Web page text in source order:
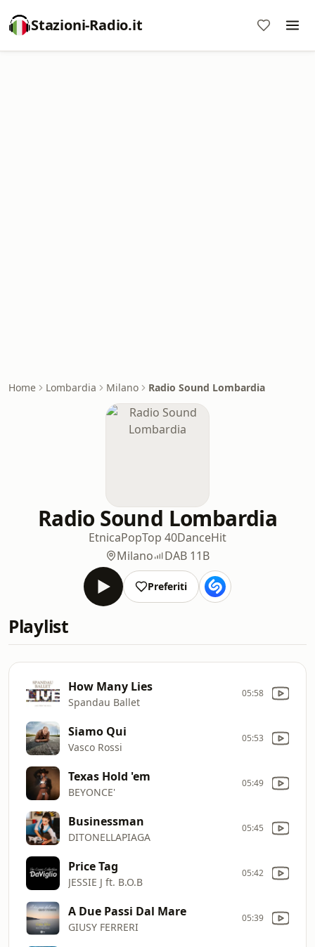
Stazioni-Radio.it
Home Lombardia Milano Radio Sound Lombardia
Radio Sound Lombardia
EtnicaPopTop 40DanceHit
Milano
DAB 11B
Preferiti
Playlist
How Many Lies
Spandau Ballet
05:58
Siamo Qui
Vasco Rossi
05:53
Texas Hold 'em
BEYONCE'
05:49
Businessman
DITONELLAPIAGA
05:45
Price Tag
JESSIE J ft. B.O.B
05:42
A Due Passi Dal Mare
GIUSY FERRERI
05:39